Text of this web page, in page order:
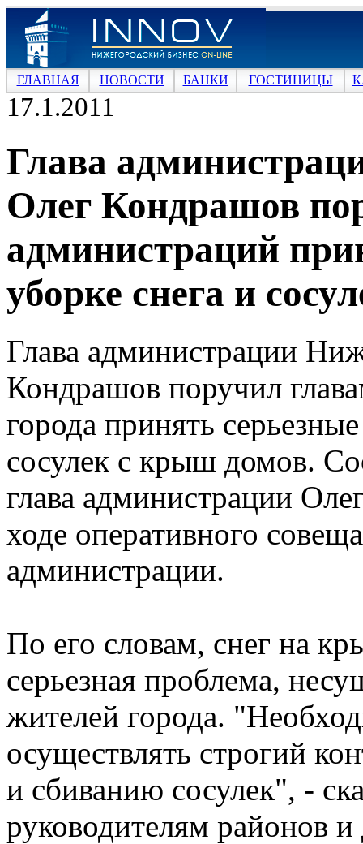
ГЛАВНАЯ НОВОСТИ БАНКИ ГОСТИНИЦЫ
17.1.2011
Глава
Олег Кондрашов
администраций
уборке снега и
Глава администрации
Кондрашов поручил
города принять
сосулек с крыш домов.
глава администрации
ходе оперативного
администрации.
По его словам, снег на
серьезная проблема,
жителей города.
осуществлять строгий
и сбиванию сосулек", -
руководителям районов и